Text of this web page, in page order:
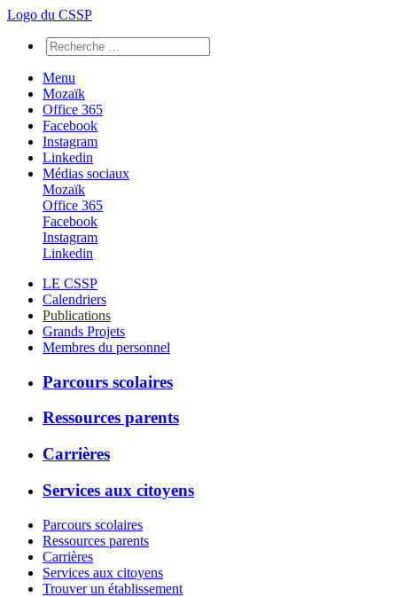
Logo du CSSP
Menu
Mozaïk
Office 365
Facebook
Instagram
Linkedin
Médias sociaux
Mozaïk
Office 365
Facebook
Instagram
Linkedin
LE CSSP
Calendriers
Publications
Grands Projets
Membres du personnel
Parcours scolaires
Ressources parents
Carrières
Services aux citoyens
Parcours scolaires
Ressources parents
Carrières
Services aux citoyens
Trouver un établissement